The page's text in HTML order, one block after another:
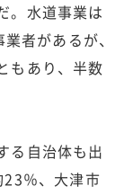
。水道事業は
者があるが、
もあり、半数
る自治体も出
％、大津市